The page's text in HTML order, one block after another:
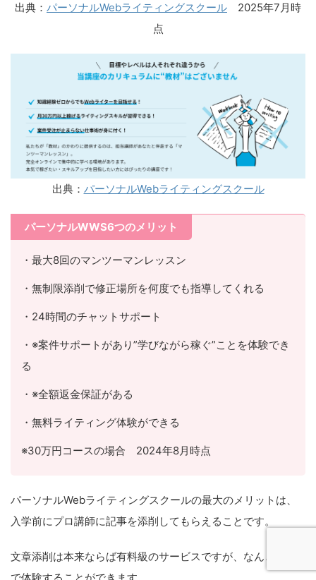
出典： パーソナルWebライティングスクール 2025年7月時
点
出典： パーソナルWebライティングスクール
パーソナルWWS6つのメリット
・最大8回のマンツーマンレッスン
・無制限添削で修正場所を何度でも指導してくれる
・24時間のチャットサポート
・※案件サポートがあり”学びながら稼ぐ”ことを体験でき
る
・※全額返金保証がある
・無料ライティング体験ができる
※30万円コースの場合 2024年8月時点
パーソナルWebライティングスクールの最大のメリットは、
入学前にプロ講師に記事を添削してもらえることです。
文章添削は本来ならば有料級のサービスですが、なんと無料